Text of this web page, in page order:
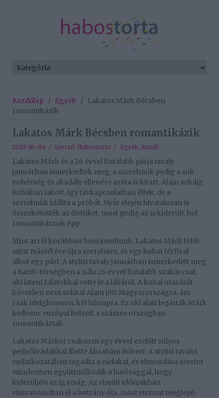
Kezdőlap / Egyéb / Lakatos Márk Bécsben
romantikázik
Lakatos Márk Bécsben romantikázik
2025-10-04 / Szerző: Habostorta / Egyéb, Randi
Lakatos Márk és a 26 évvel fiatalabb párja tavaly
januárban ismerkedtek meg, a szerelmük pedig a sok
nehézség és akadály ellenére azóta is kitart. Alain sokáig
Kubában lakott, így távkapcsolatban éltek, de a
szerelmük kiállta a próbát. Nyár elején hivatalosan is
összekötötték az életüket, most pedig az is kiderült, hol
romantikáznak épp.
Mint arról korábban beszámoltunk, Lakatos Márk több
mint másfél éve újra szerelmes, és egy kubai férfival
alkot egy párt. A stylist tavaly januárban ismerkedett meg
a Karib-térségben a nála 26 évvel fiatalabb szakáccsal,
aki isteni falatokkal vette le a lábáról. A kubai utazását
követően nem sokkal Alain jött Magyarországra, ám
csak ideiglenesen, két hónapra. Ez idő alatt bejárták Márk
kedvenc európai helyeit, s számos országban
romantikáztak.
Lakatos Márkot csaknem egy évvel ezelőtt súlyos
pedofilvádakkal illette Ábrahám Róbert. A stylist tavalyi
nyilatkozatában tagadta a vádakat, és elmondása szerint
mindenben együttműködik a hatósággal, hogy
kiderüljön az igazság. Az elmúlt időszakban
visszavonultan él a botrány óta, most viszont meglepő